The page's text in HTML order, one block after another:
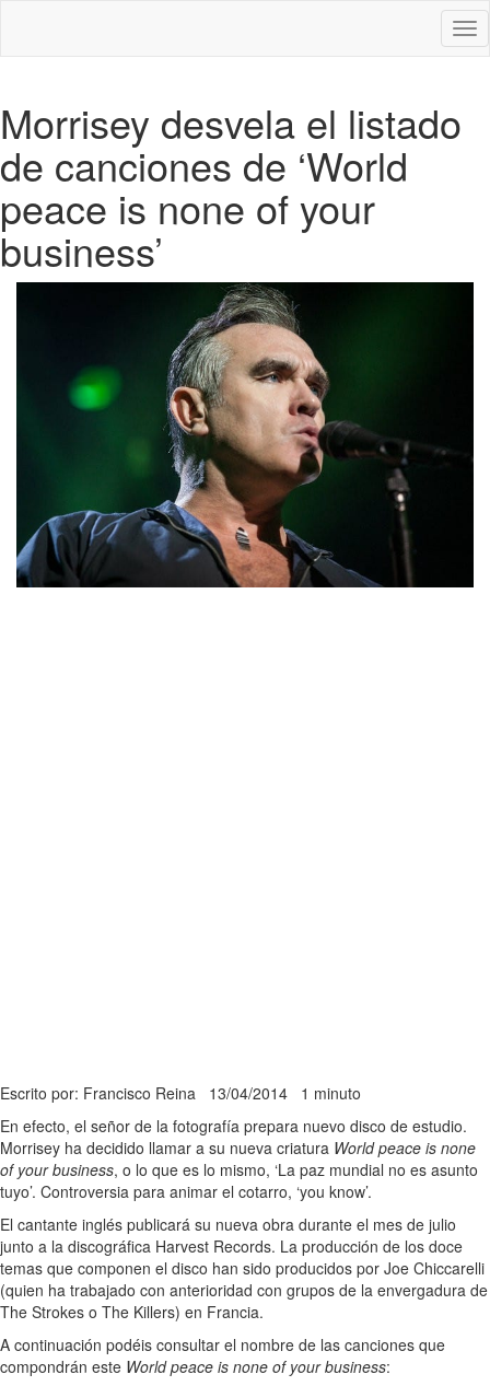
Morrisey desvela el listado
de canciones de ‘World
peace is none of your
business’
Escrito por: Francisco Reina 13/04/2014 1 minuto
En efecto, el señor de la fotografía prepara nuevo disco de estudio.
Morrisey ha decidido llamar a su nueva criatura World peace is none
of your business, o lo que es lo mismo, ‘La paz mundial no es asunto
tuyo’. Controversia para animar el cotarro, ‘you know’.
El cantante inglés publicará su nueva obra durante el mes de julio
junto a la discográfica Harvest Records. La producción de los doce
temas que componen el disco han sido producidos por Joe Chiccarelli
(quien ha trabajado con anterioridad con grupos de la envergadura de
The Strokes o The Killers) en Francia.
A continuación podéis consultar el nombre de las canciones que
compondrán este World peace is none of your business: